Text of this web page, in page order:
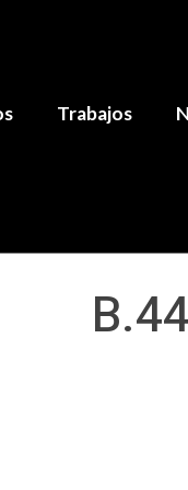
Trabajos